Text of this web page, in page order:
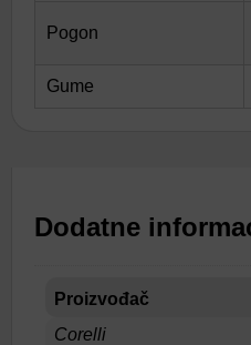
Pogon
Gume
Dodatne
Proizvođač
Corelli